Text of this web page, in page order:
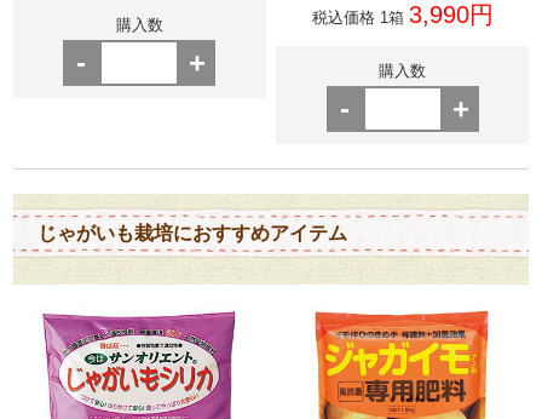
購入数
- +
税込価格 1箱 3,990円
購入数
- +
じゃがいも栽培におすすめアイテム